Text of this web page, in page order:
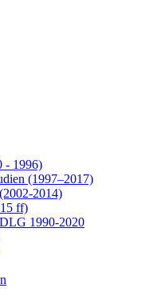
- 1996)
(1997–2017)
2014)
ff)
1990-2020